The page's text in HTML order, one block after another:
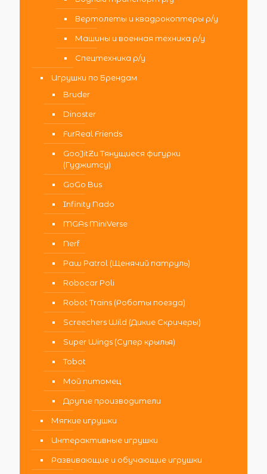
Вертолеты и квадрокоптеры р/у
Машины и военная техника р/у
Спецтехника р/у
Игрушки по Брендам
Bruder
Dinoster
FurReal Friends
GooJitZu Тянущиеся фигурки
(Гуджитсу)
GoGo Bus
Infinity Nado
MGAs MiniVerse
Nerf
Paw Patrol (Щенячий патруль)
Robocar Poli
Robot Trains (Роботы поезда)
Screechers Wild (Дикие Скричеры)
Super Wings (Супер крылья)
Tobot
Мой питомец
Другие производители
Мягкие игрушки
Интерактивные игрушки
Развивающие и обучающие игрушки